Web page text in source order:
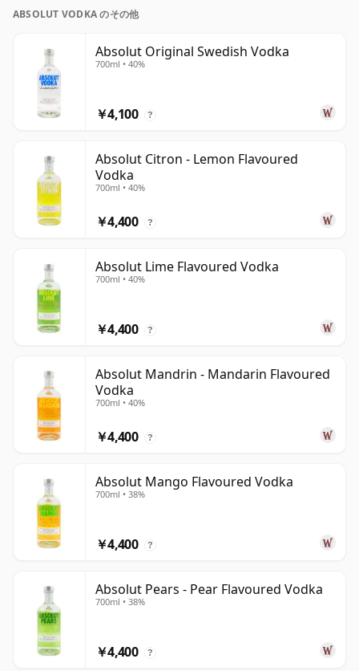
ABSOLUT VODKA のその他
Absolut Original Swedish Vodka
700ml • 40%
￥4,100 ?
Absolut Citron - Lemon Flavoured
Vodka
700ml • 40%
￥4,400 ?
Absolut Lime Flavoured Vodka
700ml • 40%
￥4,400 ?
Absolut Mandrin - Mandarin Flavoured
Vodka
700ml • 40%
￥4,400 ?
Absolut Mango Flavoured Vodka
700ml • 38%
￥4,400 ?
Absolut Pears - Pear Flavoured Vodka
700ml • 38%
￥4,400 ?